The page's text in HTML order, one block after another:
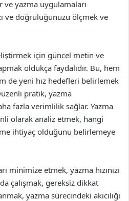
yazma uygulamaları
ve doğruluğunuzu ölçmek ve
için güncel metin ve
oldukça faydalıdır. Bu, hem
de yeni hız hedefleri belirlemek
pratik, yazma
fazla verimlilik sağlar. Yazma
olarak analiz etmek, hangi
ihtiyaç olduğunu belirlemeye
minimize etmek, yazma hızınızı
çalışmak, gereksiz dikkat
yazma sürecindeki akıcılığı